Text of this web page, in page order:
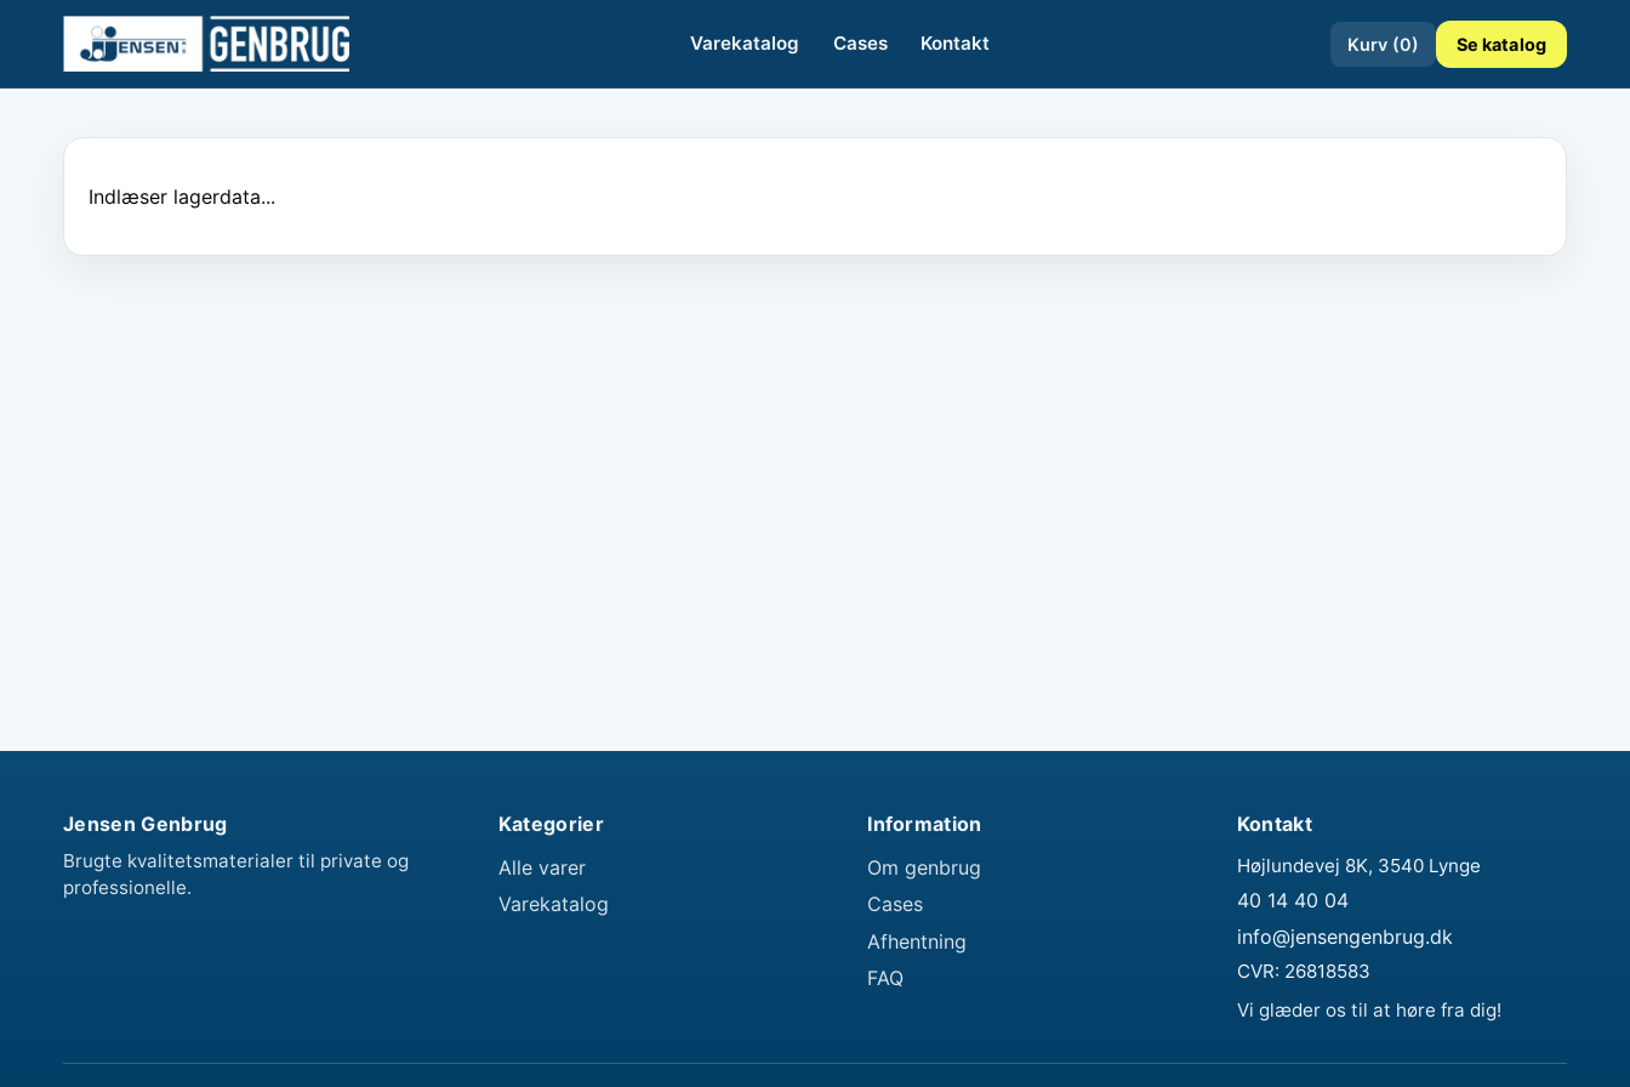
Varekatalog Cases Kontakt Kurv (0) Se katalog
Indlæser lagerdata...
Jensen Genbrug
Brugte kvalitetsmaterialer til private og
professionelle.
Kategorier
Alle varer
Varekatalog
Information
Om genbrug
Cases
Afhentning
FAQ
Kontakt
Højlundevej 8K, 3540 Lynge
40 14 40 04
info@jensengenbrug.dk
CVR: 26818583
Vi glæder os til at høre fra dig!